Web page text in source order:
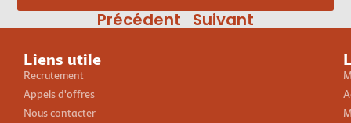
Précédent Suivant
Liens utile
Recrutement
Appels d'offres
Nous contacter